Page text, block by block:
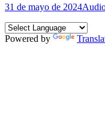
Publicado
31 de mayo de 2024
Powered by